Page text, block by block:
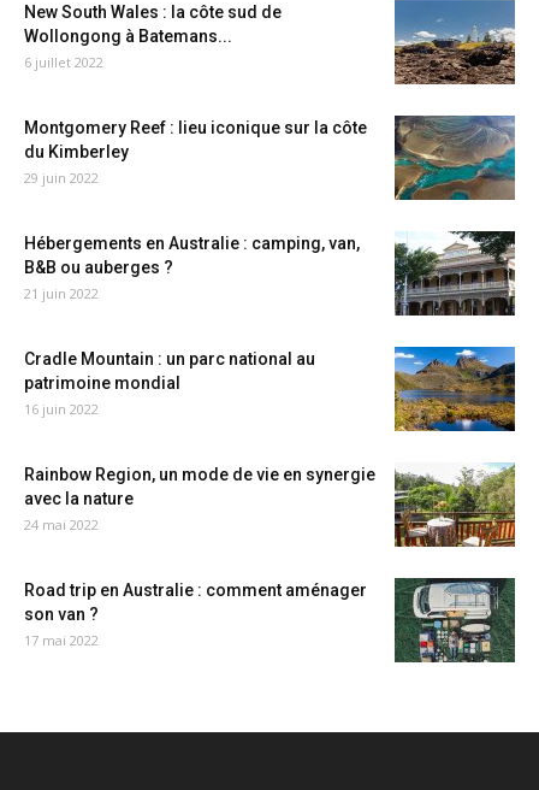
New South Wales : la côte sud de
Wollongong à Batemans...
6 juillet 2022
Montgomery Reef : lieu iconique sur la côte
du Kimberley
29 juin 2022
Hébergements en Australie : camping, van,
B&B ou auberges ?
21 juin 2022
Cradle Mountain : un parc national au
patrimoine mondial
16 juin 2022
Rainbow Region, un mode de vie en synergie
avec la nature
24 mai 2022
Road trip en Australie : comment aménager
son van ?
17 mai 2022